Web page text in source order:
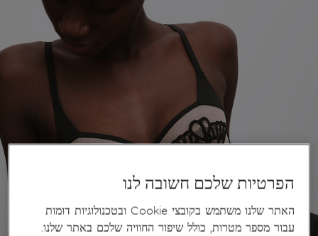
הפרטיות שלכם חשובה לנו
האתר שלנו משתמש בקובצי Cookie ובטכנולוגיות דומות
עבור מספר מטרות, כולל שיפור החוויה שלכם באתר שלנו.